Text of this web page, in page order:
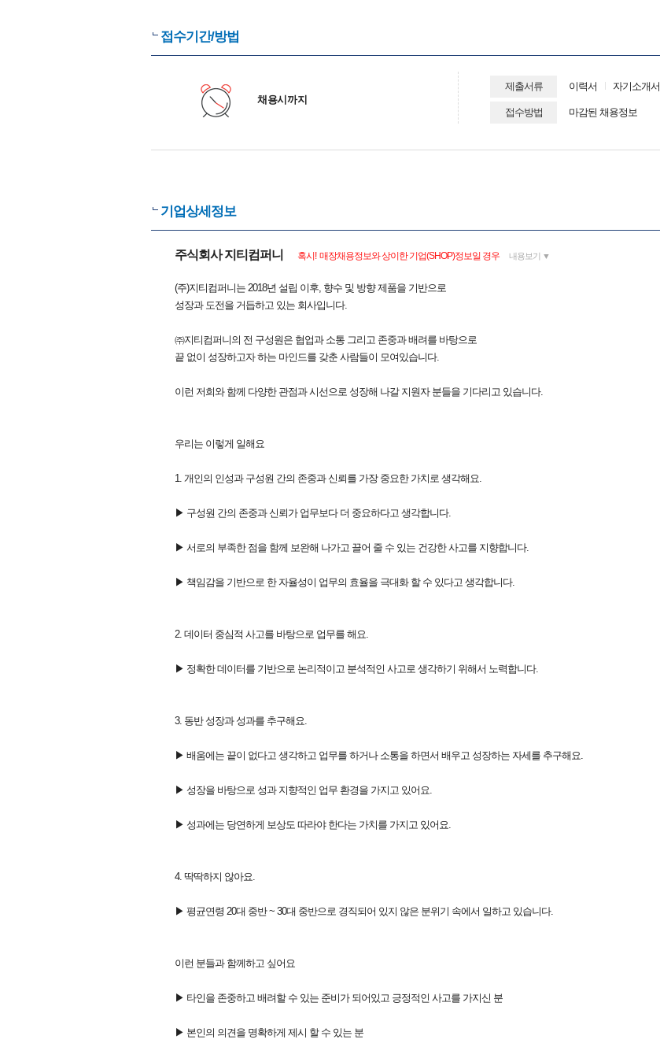
접수기간/방법
채용시까지
제출서류 이력서 자기소개서
접수방법 마감된 채용정보
기업상세정보
주식회사 지티컴퍼니 혹시! 매장채용정보와 상이한 기업(SHOP)정보일 경우 내용보기 ▼
(주)지티컴퍼니는 2018년 설립 이후, 향수 및 방향 제품을 기반으로
성장과 도전을 거듭하고 있는 회사입니다.
㈜지티컴퍼니의 전 구성원은 협업과 소통 그리고 존중과 배려를 바탕으로
끝 없이 성장하고자 하는 마인드를 갖춘 사람들이 모여있습니다.
이런 저희와 함께 다양한 관점과 시선으로 성장해 나갈 지원자 분들을 기다리고 있습니다.
우리는 이렇게 일해요
1. 개인의 인성과 구성원 간의 존중과 신뢰를 가장 중요한 가치로 생각해요.
▶ 구성원 간의 존중과 신뢰가 업무보다 더 중요하다고 생각합니다.
▶ 서로의 부족한 점을 함께 보완해 나가고 끌어 줄 수 있는 건강한 사고를 지향합니다.
▶ 책임감을 기반으로 한 자율성이 업무의 효율을 극대화 할 수 있다고 생각합니다.
2. 데이터 중심적 사고를 바탕으로 업무를 해요.
▶ 정확한 데이터를 기반으로 논리적이고 분석적인 사고로 생각하기 위해서 노력합니다.
3. 동반 성장과 성과를 추구해요.
▶ 배움에는 끝이 없다고 생각하고 업무를 하거나 소통을 하면서 배우고 성장하는 자세를 추구해요.
▶ 성장을 바탕으로 성과 지향적인 업무 환경을 가지고 있어요.
▶ 성과에는 당연하게 보상도 따라야 한다는 가치를 가지고 있어요.
4. 딱딱하지 않아요.
▶ 평균연령 20대 중반 ~ 30대 중반으로 경직되어 있지 않은 분위기 속에서 일하고 있습니다.
이런 분들과 함께하고 싶어요
▶ 타인을 존중하고 배려할 수 있는 준비가 되어있고 긍정적인 사고를 가지신 분
▶ 본인의 의견을 명확하게 제시 할 수 있는 분